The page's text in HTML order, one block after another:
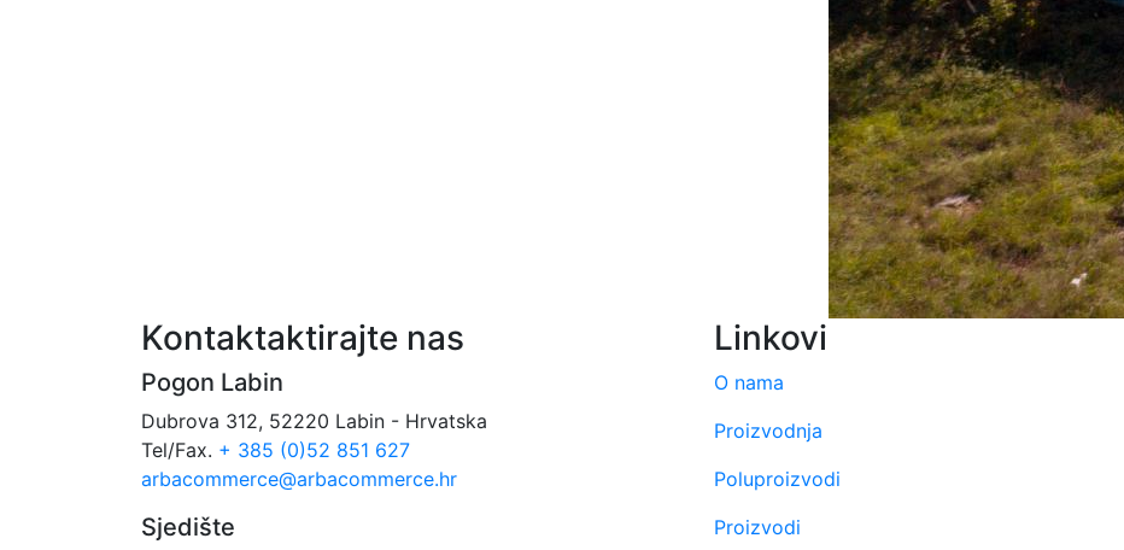
Kontaktaktirajte nas
Pogon Labin
Dubrova 312, 52220 Labin - Hrvatska
Tel/Fax. + 385 (0)52 851 627
arbacommerce@arbacommerce.hr
Sjedište
Linkovi
O nama
Proizvodnja
Poluproizvodi
Proizvodi